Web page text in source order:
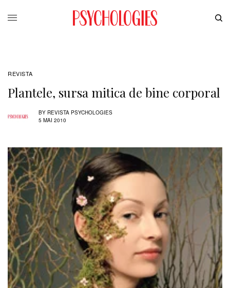
REVISTA
Plantele, sursa mitica de bine corporal
BY REVISTA PSYCHOLOGIES
5 MAI 2010